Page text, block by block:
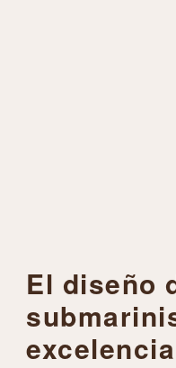
El diseño
excelencia